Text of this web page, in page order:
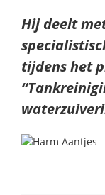
Hij deelt
tijdens het